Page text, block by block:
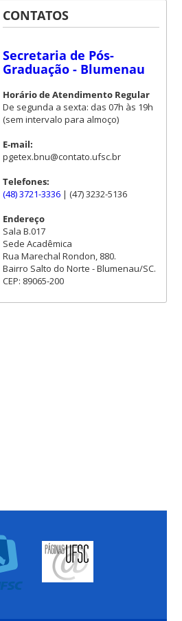
CONTATOS
Secretaria de Pós-
Graduação - Blumenau
Horário de Atendimento Regular
De segunda a sexta: das 07h às 19h
(sem intervalo para almoço)
E-mail:
pgetex.bnu@contato.ufsc.br
Telefones:
(48) 3721-3336| (47) 3232-5136
Endereço
Sala B.017
Sede Acadêmica
Rua Marechal Rondon, 880.
Bairro Salto do Norte - Blumenau/SC.
CEP: 89065-200